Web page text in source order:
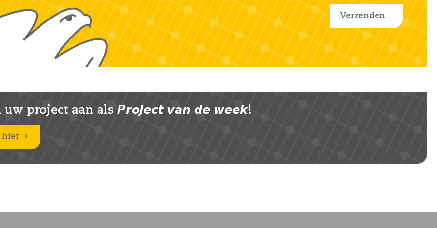
uw project aan als 𝙋𝙧𝙤𝙟𝙚𝙘𝙩 𝙫𝙖𝙣 𝙙𝙚 𝙬𝙚𝙚𝙠!
hier